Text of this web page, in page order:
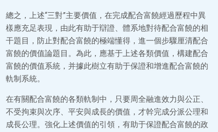
總之，上述“三對”主要價值，在完成配合富饒經過歷程中異
樣應充足表現，由此有助于辯證、體系地對待配合富饒的相
干題目，防止對配合富饒的極端懂得，進一個步驟厘清配合
富饒的價值論題目。為此，應基于上述各類價值，構建配合
富饒的價值系統，并據此樹立有助于保證和增進配合富饒的
軌制系統。
在有關配合富饒的各類軌制中，只要周全融進效力與公正、
不受拘束與次序、平安與成長的價值，才幹完成分派公理和
成長公理。強化上述價值的引領，有助于保證配合富饒的政